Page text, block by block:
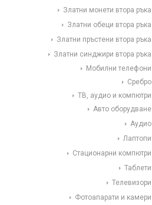
Златни монети втора ръка
Златни обеци втора ръка
Златни пръстени втора ръка
Златни синджири втора ръка
Мобилни телефони
Сребро
ТВ, аудио и компютри
Авто оборудване
Аудио
Лаптопи
Стационарни компютри
Таблети
Телевизори
Фотоапарати и камери